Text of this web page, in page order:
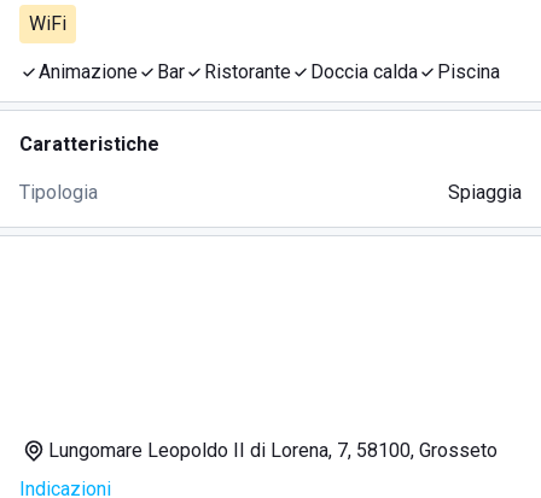
WiFi
Animazione Bar Ristorante Doccia calda Piscina
Caratteristiche
Tipologia Spiaggia
Lungomare Leopoldo II di Lorena, 7, 58100, Grosseto
Indicazioni